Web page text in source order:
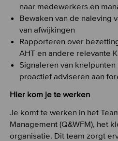
naar medewerkers en
Bewaken van de naleving
van afwijkingen
Rapporteren over
AHT en andere relevante
Signaleren van
proactief adviseren aan
Hier kom je te werken
Je komt te werken in het
Management (Q&WFM), het
organisatie. Dit team zorgt